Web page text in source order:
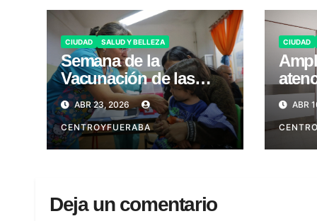
CIUDAD SALUD Y BELLEZA
Semana de la
Vacunación de las
Américas 2026
ABR 23, 2026
CENTROYFUERABA
CIUDAD
ABR
Deja un comentario